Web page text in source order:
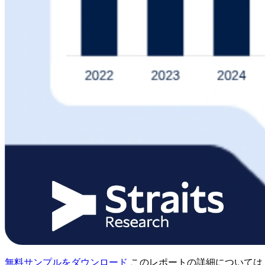
無料サンプルをダウンロード このレポートの詳細については